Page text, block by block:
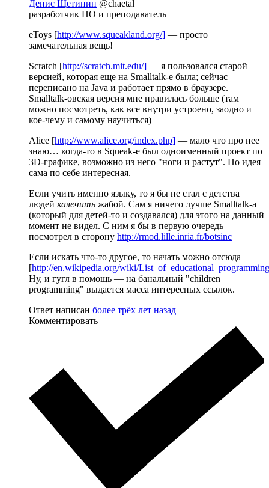
Денис Щетинин @chaetal
разработчик ПО и преподаватель
eToys [http://www.squeakland.org/] — просто
замечательная вещь!
Scratch [http://scratch.mit.edu/] — я пользовался старой
версией, которая еще на Smalltalk-е была; сейчас
переписано на Java и работает прямо в браузере.
Smalltalk-овская версия мне нравилась больше (там
можно посмотреть, как все внутри устроено, заодно и
кое-чему и самому научиться)
Alice [http://www.alice.org/index.php] — мало что про нее
знаю… когда-то в Squeak-е был одноименный проект по
3D-графике, возможно из него "ноги и растут". Но идея
сама по себе интересная.
Если учить именно языку, то я бы не стал с детства
людей калечить жабой. Сам я ничего лучше Smalltalk-а
(который для детей-то и создавался) для этого на данный
момент не видел. С ним я бы в первую очередь
посмотрел в сторону http://rmod.lille.inria.fr/botsinc
Если искать что-то другое, то начать можно отсюда
[http://en.wikipedia.org/wiki/
Ну, и гугл в помощь — на банальный "children
programming" выдается масса интересных ссылок.
Ответ написан более трёх лет назад
Комментировать